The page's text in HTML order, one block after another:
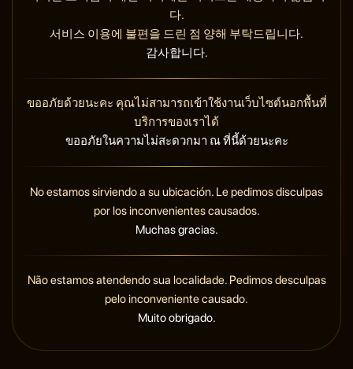
다.
서비스 이용에 불편을 드린 점 양해 부탁드립니다.
감사합니다.
ขออภัยด้วยนะคะ คุณไม่สามารถเข้าใช้งานเว็บไซต์นอกพื้นที่
บริการของเราได้
ขออภัยในความไม่สะดวกมา ณ ที่นี้ด้วยนะคะ
No estamos sirviendo a su ubicación. Le pedimos disculpas
por los inconvenientes causados.
Muchas gracias.
Não estamos atendendo sua localidade. Pedimos desculpas
pelo inconveniente causado.
Muito obrigado.